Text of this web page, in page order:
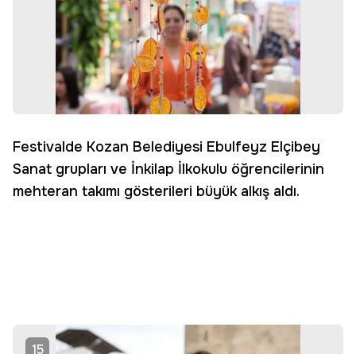
Festivalde Kozan Belediyesi Ebulfeyz Elçibey
Sanat grupları ve İnkilap İlkokulu öğrencilerinin
mehteran takımı gösterileri büyük alkış aldı.
15